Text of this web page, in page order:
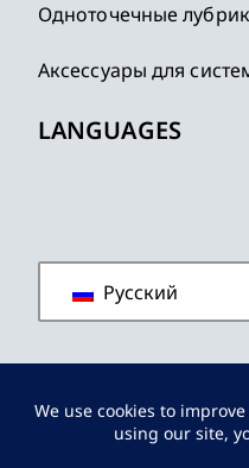
Одноточечные
Аксессуары для
LANGUAGES
Русский
политика